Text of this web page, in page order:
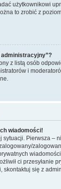
użytkownikowi
to zrobić z
administracyjny”?
z listą osób
i
wiadomości!
sytuacji. Pierwsza –
ci przesyłanie
skontaktuj się z